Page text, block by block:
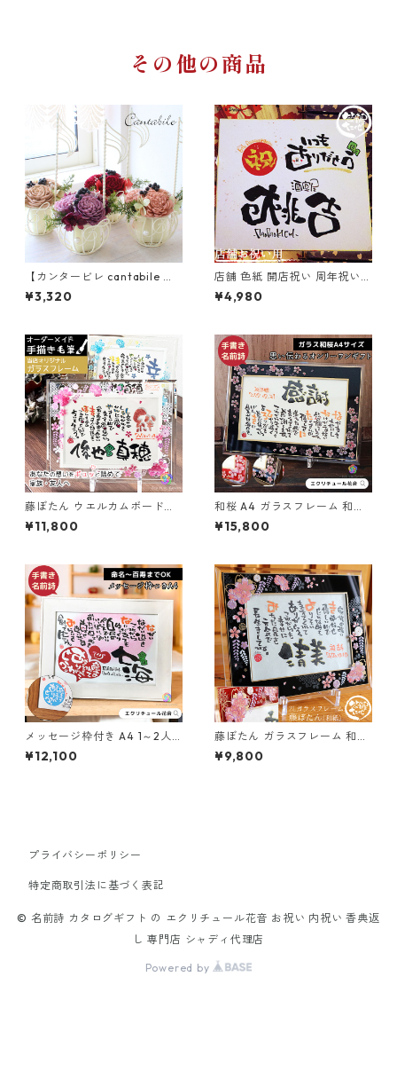
その他の商品
【カンタービレ cantabile プ
リザーブドフラワー】父の
日 贈り物 誕生日プレゼント
¥3,320
店舗 色紙 開店祝い 周年祝い
笑描き屋たくと 手書き 筆文字
アート オーダー オーダーメイ
¥4,980
藤ぼたん ウエルカムボードア
ルチザングラス 2L 1～2人用
（ガラス工芸フレーム）笑描
ド
¥11,800
和桜 A4 ガラスフレーム 和紙
（ガラス工芸フレーム）笑描
き屋たくと 手書き 名前詩 名前
¥15,800
メッセージ枠付き A4 1～2人
用 出産祝い 結婚記念日 笑描き
屋たくと 手書き 名前詩 名前ポ
¥12,100
藤ぼたん ガラスフレーム 和紙
（ガラス工芸フレーム）笑描
き屋たくと 手書き 名前詩 名前
¥9,800
プライバシーポリシー
特定商取引法に基づく表記
© 名前詩 カタログギフト の エクリチュール花音 お祝い 内祝い 香典返
し 専門店 シャディ代理店
Powered by